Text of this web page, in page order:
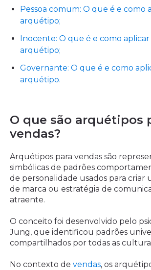
Pessoa comum: O que é e como
arquétipo;
Inocente: O que é e como aplicar
arquétipo;
Governante: O que é e como
arquétipo.
O que são arquétipos
vendas?
Arquétipos para vendas são
simbólicas de padrões
de personalidade usados para criar
de marca ou estratégia de
atraente.
O conceito foi desenvolvido pelo
Jung, que identificou padrões
compartilhados por todas as
No contexto de vendas, os